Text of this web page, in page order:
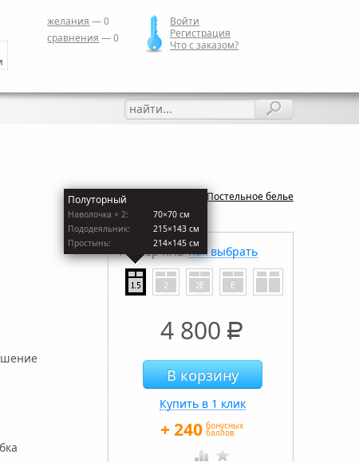
желания —0
сравнения —0
Войти
Регистрация
Что с заказом?
Постельное белье
Размер КПБ Как выбрать
Полуторный
Наволочкa × 2:
70×70 см
Пододеяльник:
215×143 см
Простынь:
214×145 см
4 800Р
Купить в 1 клик
+240 бонусных
баллов